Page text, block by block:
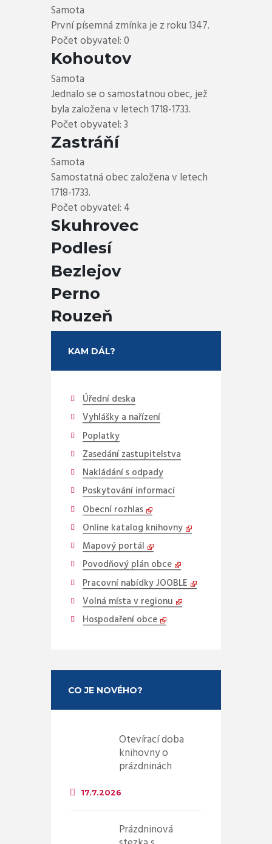
Samota
První písemná zmínka je z roku 1347.
Počet obyvatel: 0
Kohoutov
Samota
Jednalo se o samostatnou obec, jež
byla založena v letech 1718-1733.
Počet obyvatel: 3
Zastráňí
Samota
Samostatná obec založena v letech
1718-1733.
Počet obyvatel: 4
Skuhrovec
Podlesí
Bezlejov
Perno
Rouzeň
KAM DÁL?
Úřední deska
Vyhlášky a nařízení
Poplatky
Zasedání zastupitelstva
Nakládání s odpady
Poskytování informací
Obecní rozhlas
Online katalog knihovny
Mapový portál
Povodňový plán obce
Pracovní nabídky JOOBLE
Volná místa v regionu
Hospodaření obce
CO JE NOVÉHO?
Otevírací doba
knihovny o
prázdninách
17.7.2026
Prázdninová